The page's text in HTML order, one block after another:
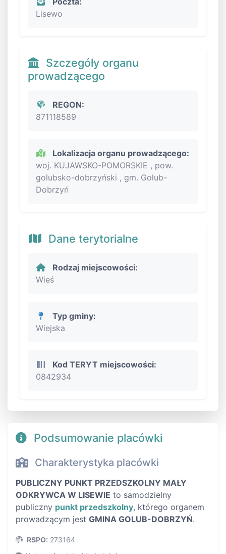
Lisewo
Szczegóły organu
prowadzącego
REGON:
871118589
Lokalizacja organu prowadzącego:
woj. KUJAWSKO-POMORSKIE , pow.
golubsko-dobrzyński , gm. Golub-
Dobrzyń
Dane terytorialne
Rodzaj miejscowości:
Wieś
Typ gminy:
Wiejska
Kod TERYT miejscowości:
0842934
Podsumowanie placówki
Charakterystyka placówki
PUBLICZNY PUNKT PRZEDSZKOLNY MAŁY
ODKRYWCA W LISEWIE to samodzielny
publiczny punkt przedszkolny, którego organem
prowadzącym jest GMINA GOLUB-DOBRZYŃ.
RSPO: 273164